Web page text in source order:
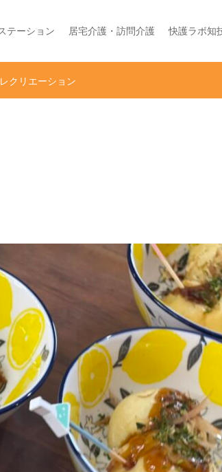
テーション 居宅介護・訪問介護 快護ラボ知
クリエーション